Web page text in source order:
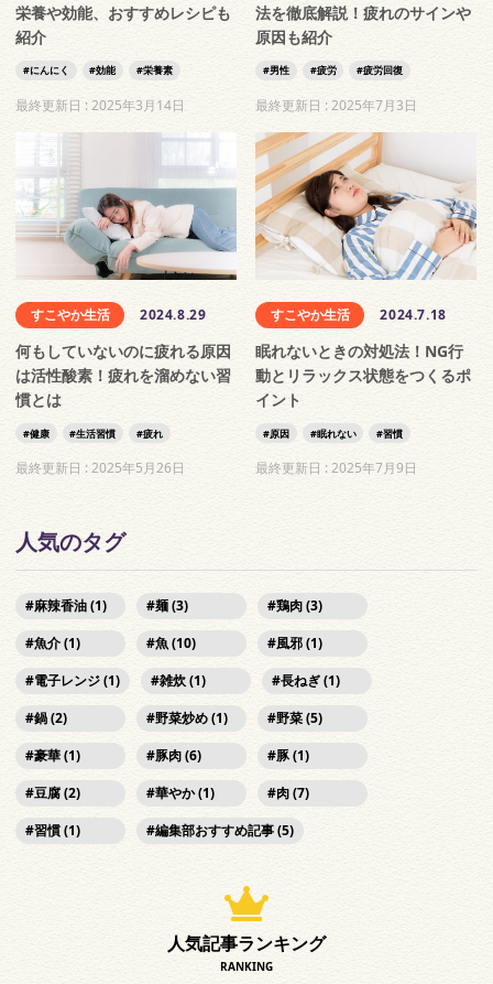
栄養や効能、おすすめレシピも
紹介
にんにく 効能 栄養素
最終更新日 : 2025年3月14日
法を徹底解説！疲れのサインや
原因も紹介
男性 疲労 疲労回復
最終更新日 :2025年7月3日
すこやか生活 2024.8.29
何もしていないのに疲れる原因
は活性酸素！疲れを溜めない習
慣とは
健康 生活習慣 疲れ
最終更新日 : 2025年5月26日
すこやか生活 2024.7.18
眠れないときの対処法！NG行
動とリラックス状態をつくるポ
イント
原因 眠れない 習慣
最終更新日 :2025年7月9日
人気のタグ
麻辣香油 (1) 麺 (3)
鶏肉 (3)
魚介 (1)
魚 (10)
風邪 (1)
電子レンジ (1)
雑炊 (1)
長ねぎ (1)
鍋 (2)
野菜炒め (1)
野菜 (5)
豪華 (1)
豚肉 (6)
豚 (1)
豆腐 (2)
華やか (1)
肉 (7)
習慣 (1)
編集部おすすめ記事 (5)
人気記事ランキング
RANKING